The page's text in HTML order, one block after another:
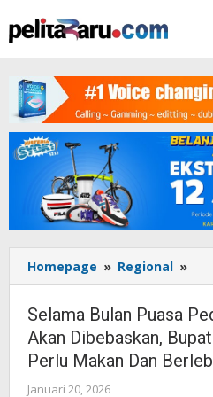
ke
konten
Homepage » Regional »
Selama Bulan Puasa
Akan Dibebaskan,
Perlu Makan Dan
Januari 20, 2026